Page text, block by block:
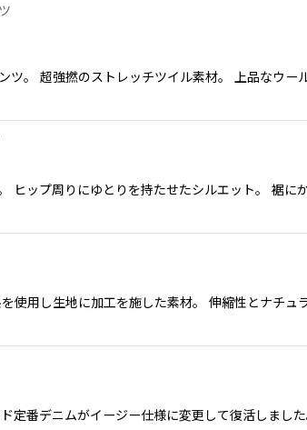
超強撚のストレッチツイル素材。 上品なウー
ップ周りにゆとりを持たせたシルエット。 裾に
用し生地に加工を施した素材。 伸縮性とナチュ
定番デニムがイージー仕様に変更して復活しま